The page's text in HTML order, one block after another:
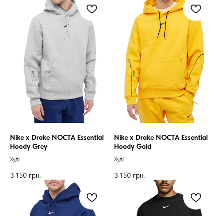
Nike x Drake NOCTA Essential
Hoody Grey
Худі
3 150 грн.
Nike x Drake NOCTA Essential
Hoody Gold
Худі
3 150 грн.
AND WANDER
AND WANDER
ARC'TERYX
ARC'TERYX